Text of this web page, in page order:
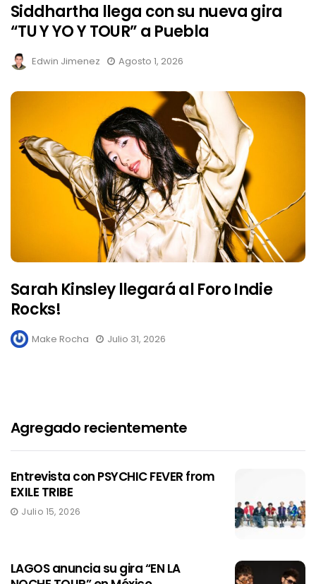
Siddhartha llega con su nueva gira
“TU Y YO Y TOUR” a Puebla
Edwin Jimenez Agosto 1, 2026
Sarah Kinsley llegará al Foro Indie
Rocks!
Make Rocha Julio 31, 2026
Agregado recientemente
Entrevista con PSYCHIC FEVER from
EXILE TRIBE
Julio 15, 2026
LAGOS anuncia su gira “EN LA